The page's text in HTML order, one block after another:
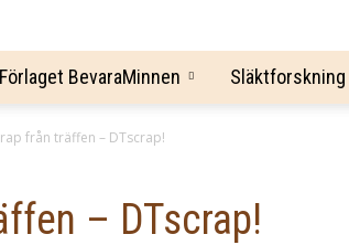
Förlaget BevaraMinnen Släktforskning
från träffen – DTscrap!
– DTscrap!